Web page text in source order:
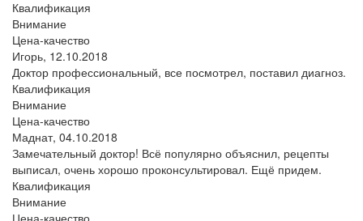
Квалификация
Внимание
Цена-качество
Игорь, 12.10.2018
Доктор профессиональный, все посмотрел, поставил диагноз.
Квалификация
Внимание
Цена-качество
Маднат, 04.10.2018
Замечательный доктор! Всё популярно объяснил, рецепты
выписал, очень хорошо проконсультировал. Ещё придем.
Квалификация
Внимание